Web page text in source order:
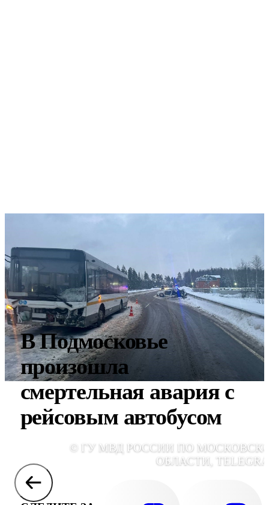
В Подмосковье
произошла
смертельная авария с
рейсовым автобусом
© ГУ МВД РОССИИ ПО
ОБЛАСТИ,